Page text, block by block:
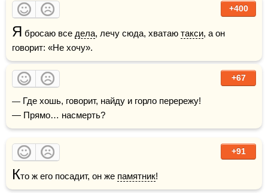
+400
Я бросаю все дела, лечу сюда, хватаю такси, а он
говорит: «Не хочу».
+67
— Где хошь, говорит, найду и горло перережу!
— Прямо… насмерть?
+91
Кто ж его посадит, он же памятник!